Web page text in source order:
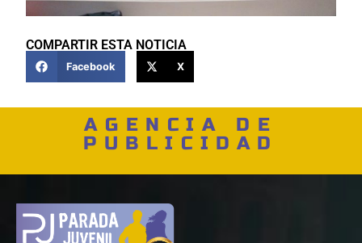
COMPARTIR ESTA NOTICIA
Facebook X
AGENCIA DE
PUBLICIDAD